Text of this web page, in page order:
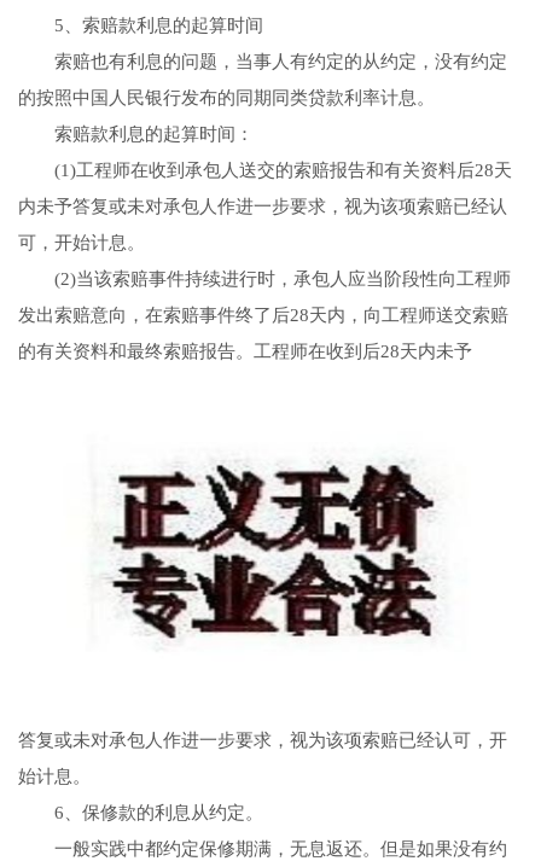
5、索赔款利息的起算时间
索赔也有利息的问题，当事人有约定的从约定，没有约定
的按照中国人民银行发布的同期同类贷款利率计息。
索赔款利息的起算时间：
(1)工程师在收到承包人送交的索赔报告和有关资料后28天
内未予答复或未对承包人作进一步要求，视为该项索赔已经认
可，开始计息。
(2)当该索赔事件持续进行时，承包人应当阶段性向工程师
发出索赔意向，在索赔事件终了后28天内，向工程师送交索赔
的有关资料和最终索赔报告。工程师在收到后28天内未予
答复或未对承包人作进一步要求，视为该项索赔已经认可，开
始计息。
6、保修款的利息从约定。
一般实践中都约定保修期满，无息返还。但是如果没有约